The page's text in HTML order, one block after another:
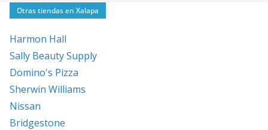
Otras tiendas en Xalapa
Harmon Hall
Sally Beauty Supply
Domino's Pizza
Sherwin Williams
Nissan
Bridgestone